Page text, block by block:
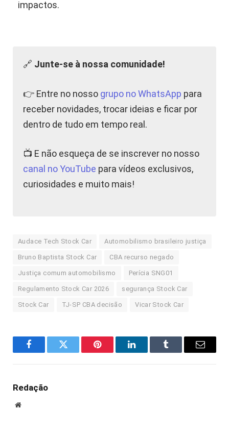
impactos.
🔗 Junte-se à nossa comunidade!
👉 Entre no nosso grupo no WhatsApp para
receber novidades, trocar ideias e ficar por
dentro de tudo em tempo real.
📺 E não esqueça de se inscrever no nosso
canal no YouTube para vídeos exclusivos,
curiosidades e muito mais!
Audace Tech Stock Car Automobilismo brasileiro justiça
Bruno Baptista Stock Car CBA recurso negado
Justiça comum automobilismo Perícia SNG01
Regulamento Stock Car 2026 segurança Stock Car
Stock Car TJ-SP CBA decisão Vicar Stock Car
FacebookTwitter Pinterest LinkedInTumblr
E-
Redação
Site